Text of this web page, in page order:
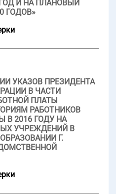
И НА ПЛАНОВЫЙ
ГОДОВ»
УКАЗОВ ПРЕЗИДЕНТА
В ЧАСТИ
ПЛАТЫ
РАБОТНИКОВ
2016 ГОДУ НА
УЧРЕЖДЕНИЙ В
Г.